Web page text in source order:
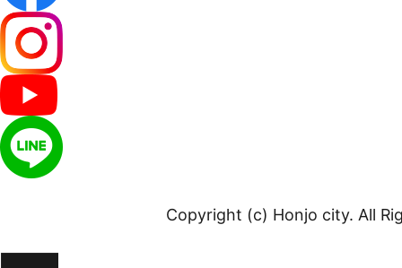
Copyright (c) Honjo city. All